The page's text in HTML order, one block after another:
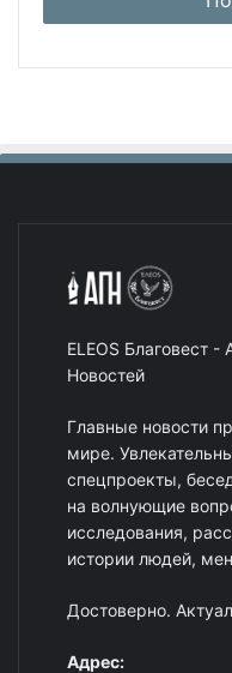
ELEOS Благовест -
Новостей
Главные новости
мире.
спецпроекты,
на волнующие
исследования,
истории людей,
Достоверно.
Адрес: